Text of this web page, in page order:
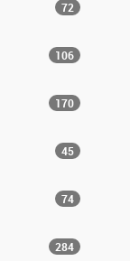
72
106
170
45
74
284